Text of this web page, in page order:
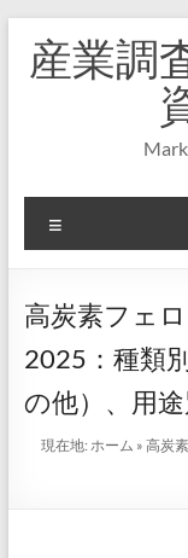
キ
プ
産業調
ニ
ー
高炭素フェ
2025：種類
の他）、用
現在地:ホーム »高炭